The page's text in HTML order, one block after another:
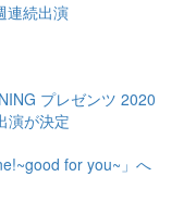
連続出演
プレゼンツ 2020
演が決定
for you~」へ